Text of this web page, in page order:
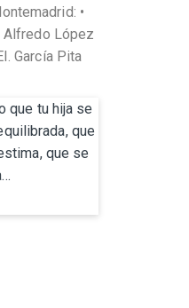
•
Alfredo López
García Pita
que tu hija se
que
que se